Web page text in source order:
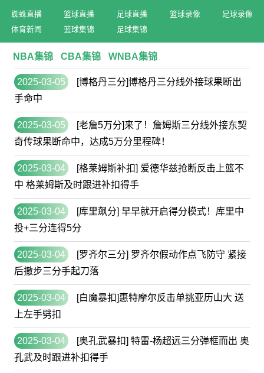
蜘蛛直播 篮球直播 足球直播 篮球录像
足球录像
体育新闻
篮球集锦 足球集锦
NBA集锦 CBA集锦 WNBA集锦
2025-03-05
[博格丹三分]博格丹三分线外接球果断出
手命中
2025-03-05
[老詹5万分]来了！詹姆斯三分线外接东契
奇传球果断命中，达成5万分里程碑！
2025-03-04
[格莱姆斯补扣] 爱德华兹抢断反击上篮不
中 格莱姆斯及时跟进补扣得手
2025-03-04
[库里飙分] 早早就开启得分模式！库里中
投+三分连得5分
2025-03-04
[罗齐尔三分] 罗齐尔假动作点飞防守 紧接
后撤步三分手起刀落
2025-03-04
[白魔暴扣]惠特摩尔反击单挑亚历山大 送
上左手劈扣
2025-03-04
[奥孔武暴扣] 特雷-杨超远三分弹框而出 奥
孔武及时跟进补扣得手